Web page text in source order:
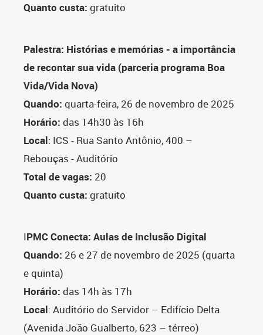
Quanto custa: gratuito
Palestra: Histórias e memórias - a importância
de recontar sua vida (parceria programa Boa
Vida/Vida Nova)
Quando: quarta-feira, 26 de novembro de 2025
Horário: das 14h30 às 16h
Local: ICS - Rua Santo Antônio, 400 –
Rebouças - Auditório
Total de vagas: 20
Quanto custa: gratuito
IPMC Conecta: Aulas de Inclusão Digital
Quando: 26 e 27 de novembro de 2025 (quarta
e quinta)
Horário: das 14h às 17h
Local: Auditório do Servidor – Edifício Delta
(Avenida João Gualberto, 623 – térreo)